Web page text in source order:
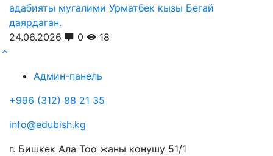
адабияты мугалими Урматбек кызы Бегай
даярдаган.
24.06.2026
0 18
Админ-панель
+996 (312) 88 21 35
info@edubish.kg
г. Бишкек Ала Тоо жаны конушу 51/1